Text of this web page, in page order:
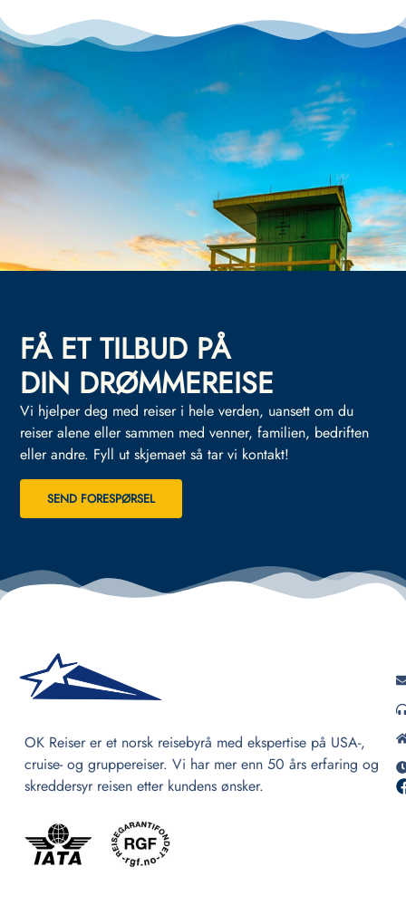
FÅ ET TILBUD PÅ
DIN DRØMMEREISE
Vi hjelper deg med reiser i hele verden, uansett om du
reiser alene eller sammen med venner, familien, bedriften
eller andre. Fyll ut skjemaet så tar vi kontakt!
SEND FORESPØRSEL
OK Reiser er et norsk reisebyrå med ekspertise på USA-,
cruise- og gruppereiser. Vi har mer enn 50 års erfaring og
skreddersyr reisen etter kundens ønsker.